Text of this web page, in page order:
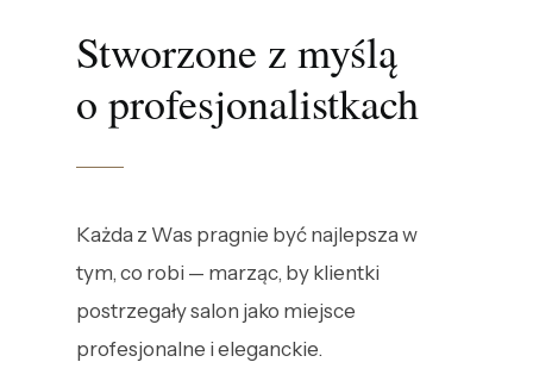
Stworzone z myślą
o profesjonalistkach
Każda z Was pragnie być najlepsza w
tym, co robi — marząc, by klientki
postrzegały salon jako miejsce
profesjonalne i eleganckie.